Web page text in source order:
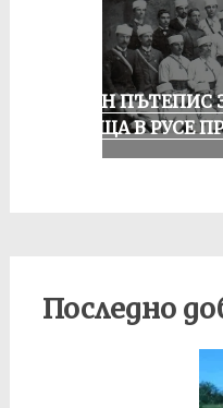
ЕДИН
СРЕЩА В РУСЕ
Последно